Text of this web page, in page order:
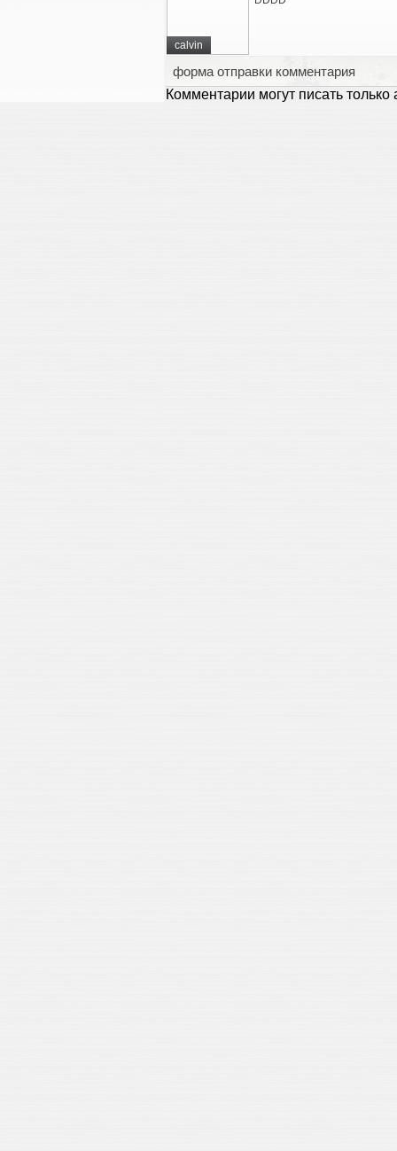
calvin
форма отправки комментария
Комментарии могут писать